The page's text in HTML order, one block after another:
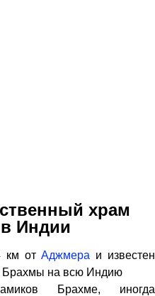
храм
Индии
км отАджмера и известен
Брахмы на всю Индию
Брахме, иногда